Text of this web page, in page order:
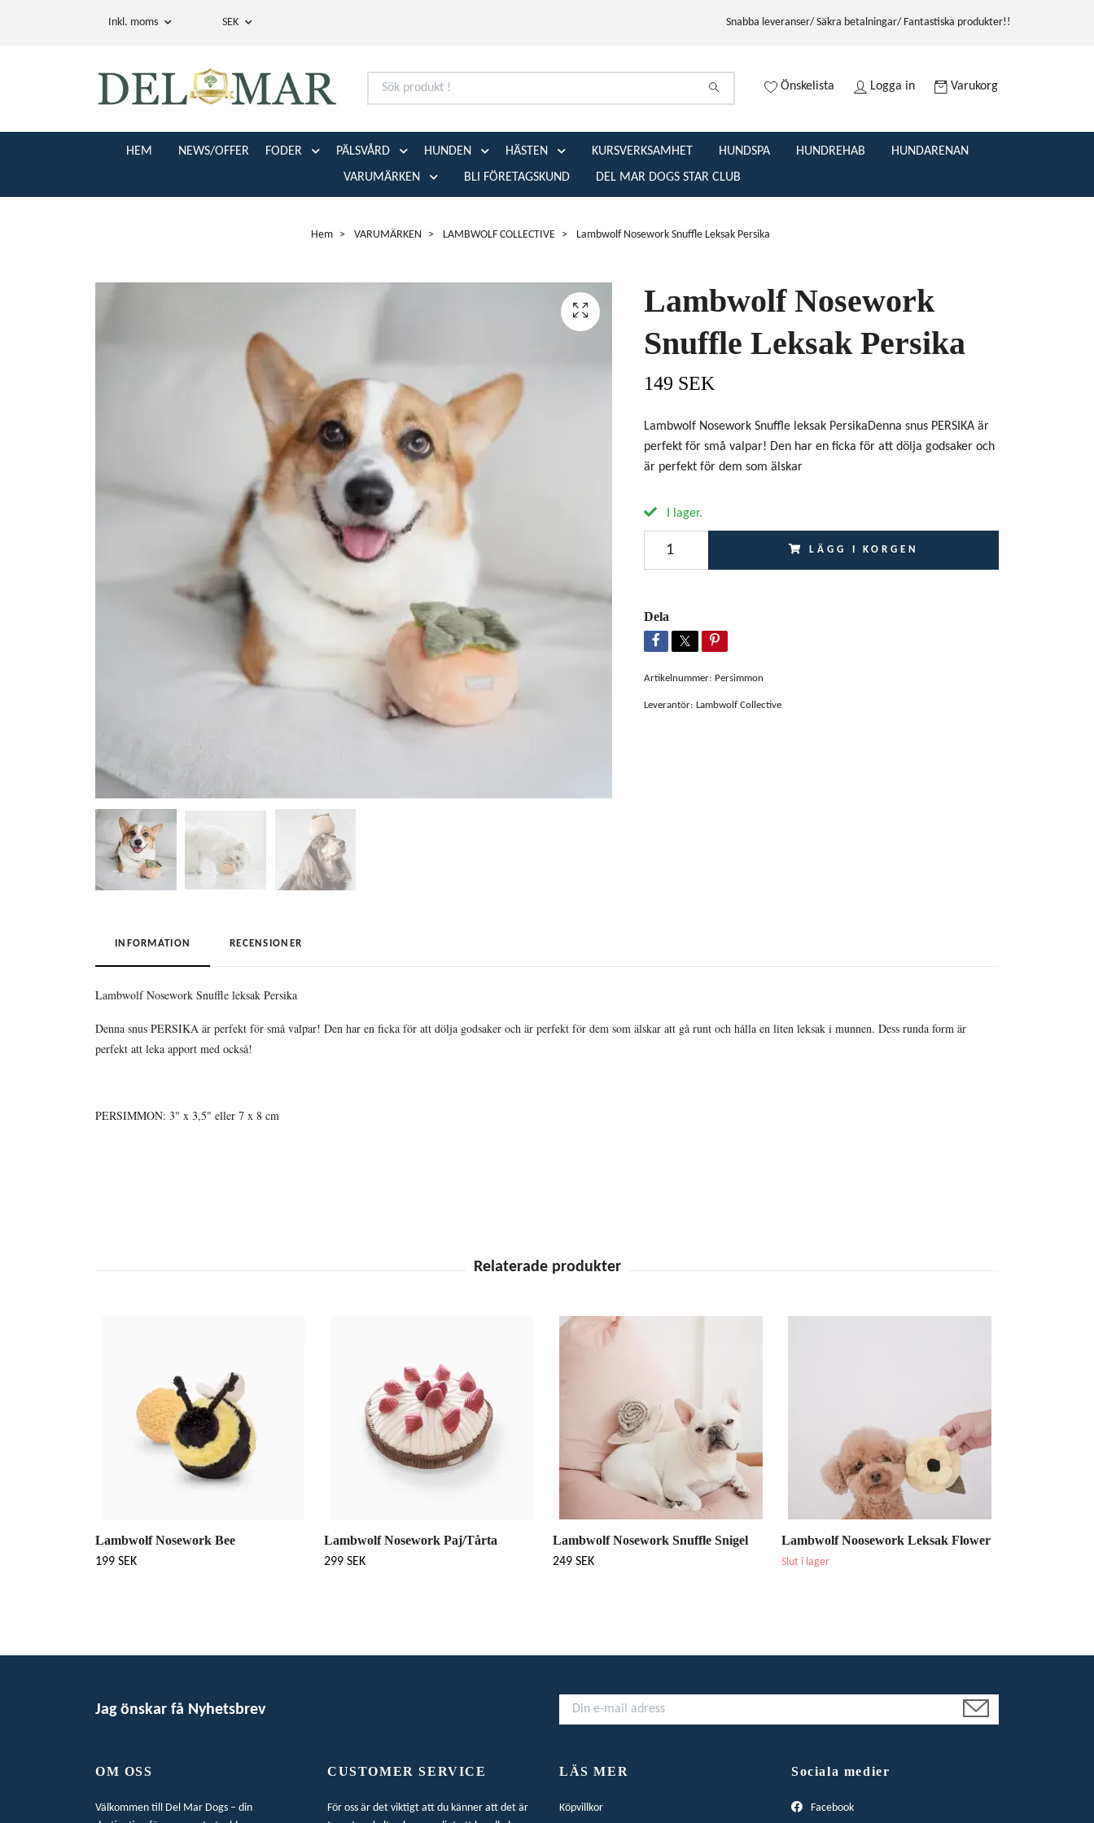
Inkl. moms SEK Snabba leveranser/ Säkra betalningar/ Fantastiska produkter!!
Önskelista Logga in Varukorg
HEM NEWS/OFFER FODER PÄLSVÅRD HUNDEN HÄSTEN KURSVERKSAMHET HUNDSPA HUNDREHAB
HUNDARENAN
VARUMÄRKEN
BLI FÖRETAGSKUND DEL MAR DOGS STAR CLUB
Hem VARUMÄRKEN LAMBWOLF COLLECTIVE Lambwolf Nosework Snuffle Leksak Persika
Lambwolf Nosework
Snuffle Leksak Persika
149 SEK
Lambwolf Nosework Snuffle leksak PersikaDenna snus PERSIKA är
perfekt för små valpar! Den har en ficka för att dölja godsaker och
är perfekt för dem som älskar
I lager.
LÄGG I KORGEN
Dela
Artikelnummer: Persimmon
Leverantör: Lambwolf Collective
INFORMATION RECENSIONER
Lambwolf Nosework Snuffle leksak Persika
Denna snus PERSIKA är perfekt för små valpar! Den har en ficka för att dölja godsaker och är perfekt för dem som älskar att gå runt och hålla en liten leksak i munnen. Dess runda form är
perfekt att leka apport med också!
PERSIMMON: 3" x 3,5" eller 7 x 8 cm
Lambwolf Nosework Bee
199 SEK
Lambwolf Nosework Paj/Tårta
299 SEK
Lambwolf Nosework Snuffle Snigel
249 SEK
Lambwolf Noosework Leksak Flower
Slut i lager
Jag önskar få Nyhetsbrev
OM OSS
Välkommen till Del Mar Dogs – din
CUSTOMER SERVICE
För oss är det viktigt att du känner att det är
LÄS MER
Köpvillkor
Sociala medier
Facebook